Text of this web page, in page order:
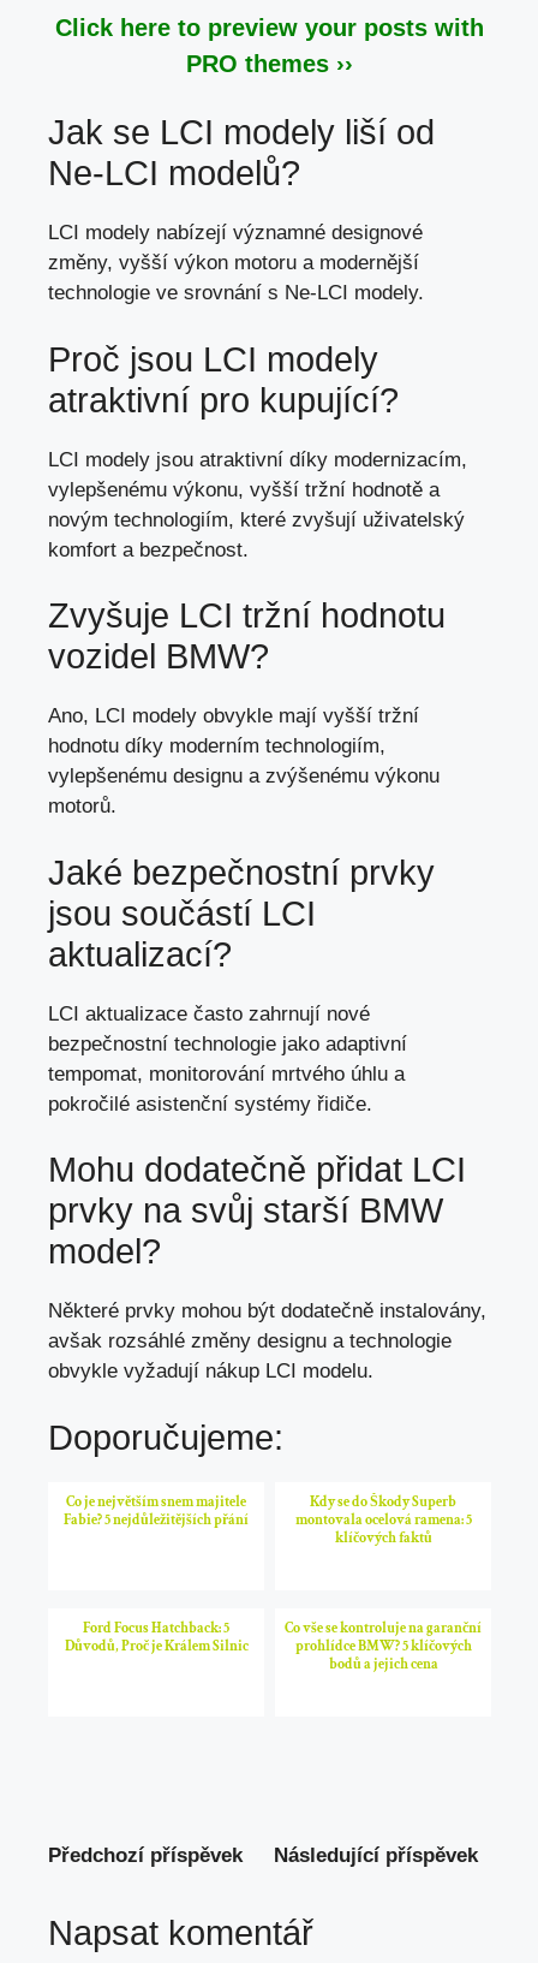
Click here to preview your posts with
PRO themes ››
Jak se LCI modely liší od
Ne-LCI modelů?
LCI modely nabízejí významné designové
změny, vyšší výkon motoru a modernější
technologie ve srovnání s Ne-LCI modely.
Proč jsou LCI modely
atraktivní pro kupující?
LCI modely jsou atraktivní díky modernizacím,
vylepšenému výkonu, vyšší tržní hodnotě a
novým technologiím, které zvyšují uživatelský
komfort a bezpečnost.
Zvyšuje LCI tržní hodnotu
vozidel BMW?
Ano, LCI modely obvykle mají vyšší tržní
hodnotu díky moderním technologiím,
vylepšenému designu a zvýšenému výkonu
motorů.
Jaké bezpečnostní prvky
jsou součástí LCI
aktualizací?
LCI aktualizace často zahrnují nové
bezpečnostní technologie jako adaptivní
tempomat, monitorování mrtvého úhlu a
pokročilé asistenční systémy řidiče.
Mohu dodatečně přidat LCI
prvky na svůj starší BMW
model?
Některé prvky mohou být dodatečně instalovány,
avšak rozsáhlé změny designu a technologie
obvykle vyžadují nákup LCI modelu.
Doporučujeme:
Co je největším snem majitele
Fabie? 5 nejdůležitějších přání
Kdy se do Škody Superb
montovala ocelová ramena: 5
klíčových faktů
Ford Focus Hatchback: 5
Důvodů, Proč je Králem Silnic
Co vše se kontroluje na garanční
prohlídce BMW? 5 klíčových
bodů a jejich cena
Předchozí příspěvek Následující příspěvek
Napsat komentář